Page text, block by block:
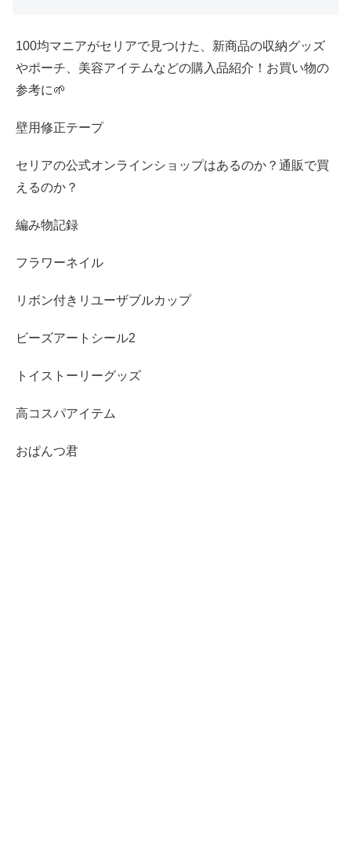
100均マニアがセリアで見つけた、新商品の収納グッズ
やポーチ、美容アイテムなどの購入品紹介！お買い物の
参考に🌱
壁用修正テープ
セリアの公式オンラインショップはあるのか？通販で買
えるのか？
編み物記録
フラワーネイル
リボン付きリユーザブルカップ
ビーズアートシール2
トイストーリーグッズ
高コスパアイテム
おぱんつ君